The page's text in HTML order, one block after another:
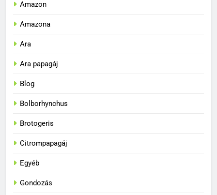
Amazon
Amazona
Ara
Ara papagáj
Blog
Bolborhynchus
Brotogeris
Citrompapagáj
Egyéb
Gondozás